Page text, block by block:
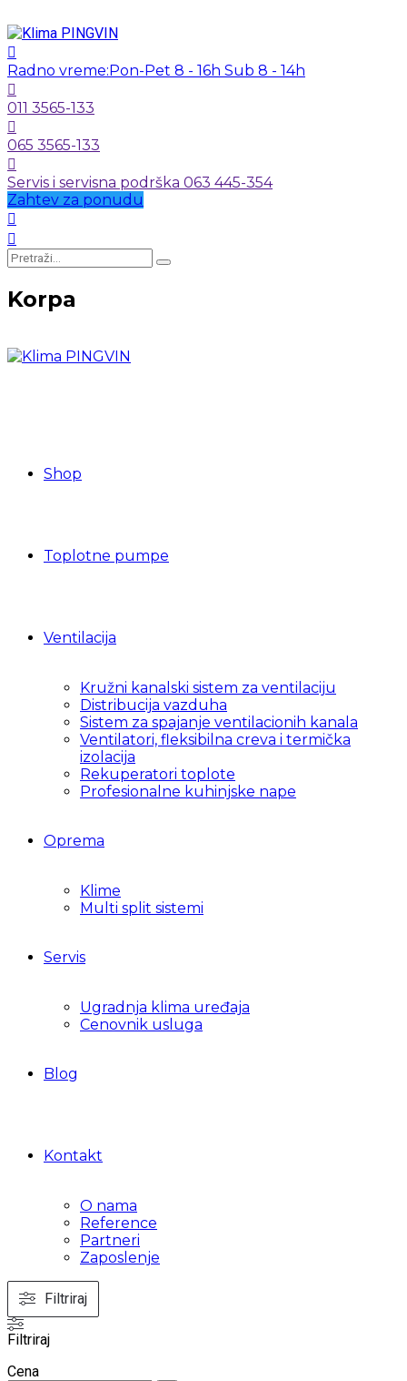
Radno vreme:Pon-Pet 8 - 16h Sub 8 - 14h
011 3565-133
065 3565-133
Servis i servisna podrška 063 445-354
Zahtev za ponudu
Korpa
Shop
Toplotne pumpe
Ventilacija
Kružni kanalski sistem za ventilaciju
Distribucija vazduha
Sistem za spajanje ventilacionih kanala
Ventilatori, fleksibilna creva i termička
izolacija
Rekuperatori toplote
Profesionalne kuhinjske nape
Oprema
Klime
Multi split sistemi
Servis
Ugradnja klima uređaja
Cenovnik usluga
Blog
Kontakt
O nama
Reference
Partneri
Zaposlenje
Filtriraj
Filtriraj
Cena